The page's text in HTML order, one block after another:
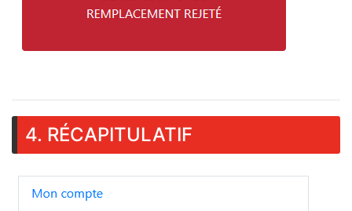
4. RÉCAPITULATIF